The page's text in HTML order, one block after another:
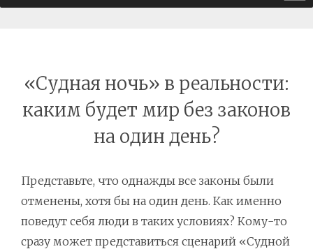
«Судная ночь» в реальности:
каким будет мир без законов
на один день?
Представьте, что однажды все законы были
отменены, хотя бы на один день. Как именно
поведут себя люди в таких условиях? Кому-то
сразу может представиться сценарий «Судной